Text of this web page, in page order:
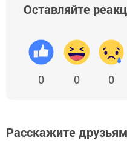
Оставляйте
0 0 0
Расскажите друзьям